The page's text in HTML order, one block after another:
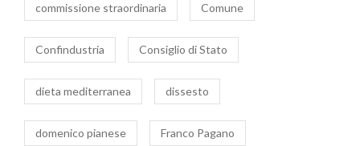
commissione straordinaria Comune
Confindustria Consiglio di Stato
dieta mediterranea dissesto
domenico pianese Franco Pagano